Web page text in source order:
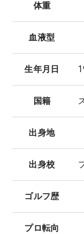
体重
血液型
生年月日
国籍
出身地
出身校
ゴルフ歴
プロ転向